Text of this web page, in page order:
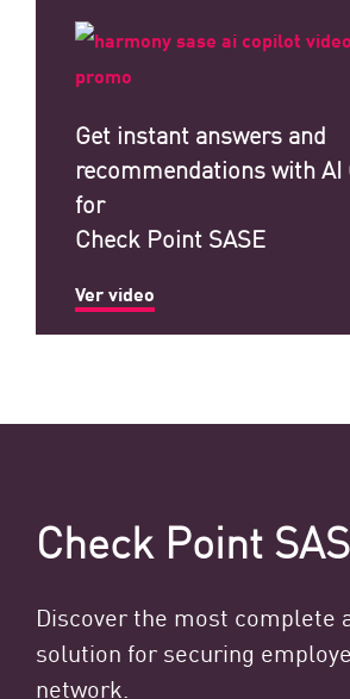
Get instant answers and
recommendations with
for
Check Point SASE
Ver video
Check Point
Discover the most complete
solution for securing
network.